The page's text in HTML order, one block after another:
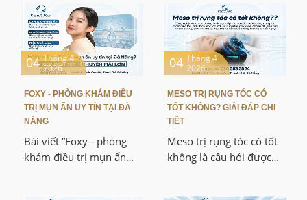
điểm và những lưu ý
quan trọng khi thực
hiện. Nội dung được xây
dựng theo hướng khoa
học, dễ hiểu, cập nhật
kiến thức thẩm mỹ hiện
đại và nhấn mạnh lợi
thế của phương pháp cá
nhân hóa, kỹ thuật
chính xác – đây là điểm
muốn cải thiện làn da
xỉn màu, nhiều vết thâm
sau mụn. Bài viết này sẽ
giúp các bạn hiểu rõ
nguyên nhân gây thâm,
cơ chế điều trị hiện đại
và những ưu điểm nổi
bật của các giải pháp
chuyên sâu giúp phục
hồi làn da đều màu,
sáng khỏe hơn so với
04 Tháng 4
2026
FOXY - PHÒNG KHÁM ĐIỀU
TRỊ MỤN ẨN UY TÍN TẠI ĐÀ
NẴNG
Bài viết “Foxy - phòng
khám điều trị mụn ẩn
04 Tháng 4
2026
MESO TRỊ RỤNG TÓC CÓ
TỐT KHÔNG? GIẢI ĐÁP CHI
TIẾT
Meso trị rụng tóc có tốt
không là câu hỏi được